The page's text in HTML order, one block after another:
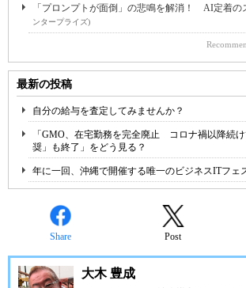
「プロンプトが面倒」の悲鳴を解消！ AI定着の
ンタープライズ)
最新の投稿
自分の給与を査定してみませんか？
「GMO、在宅勤務を完全廃止 コロナ禍以降続
奨」も終了」をどう見る？
年に一回、沖縄で開催する唯一のビジネスITフェ
Share Post
大木 豊成